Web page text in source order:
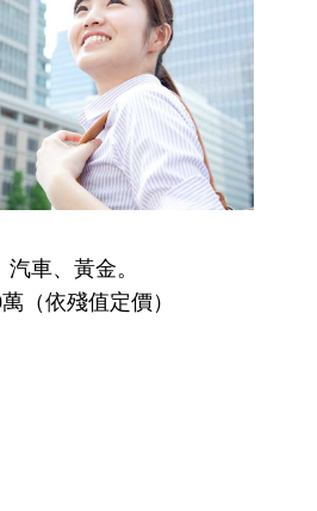
車、黃金。
（依殘值定價）